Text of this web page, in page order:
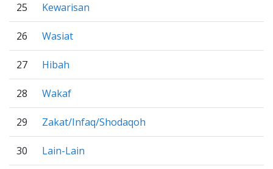
25 Kewarisan
26 Wasiat
27 Hibah
28 Wakaf
29 Zakat/Infaq/Shodaqoh
30 Lain-Lain